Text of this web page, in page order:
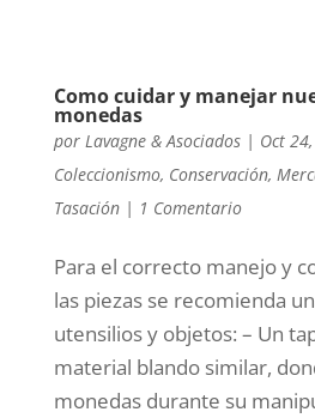
Como cuidar y manejar
monedas
por Lavagne & Asociados| Oct
Coleccionismo, Conservación,
Tasación| 1 Comentario
Para el correcto manejo y
las piezas se recomienda
utensilios y objetos: – Un
material blando similar,
monedas durante su